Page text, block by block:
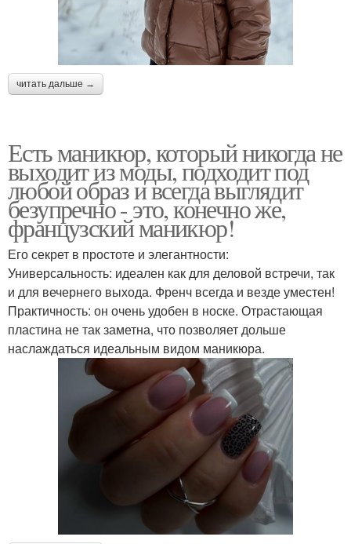
читать дальше →
Есть маникюр, который никогда не
выходит из моды, подходит под
любой образ и всегда выглядит
безупречно - это, конечно же,
французский маникюр!
Его секрет в простоте и элегантности:
Универсальность: идеален как для деловой встречи, так
и для вечернего выхода. Френч всегда и везде уместен!
Практичность: он очень удобен в носке. Отрастающая
пластина не так заметна, что позволяет дольше
наслаждаться идеальным видом маникюра.